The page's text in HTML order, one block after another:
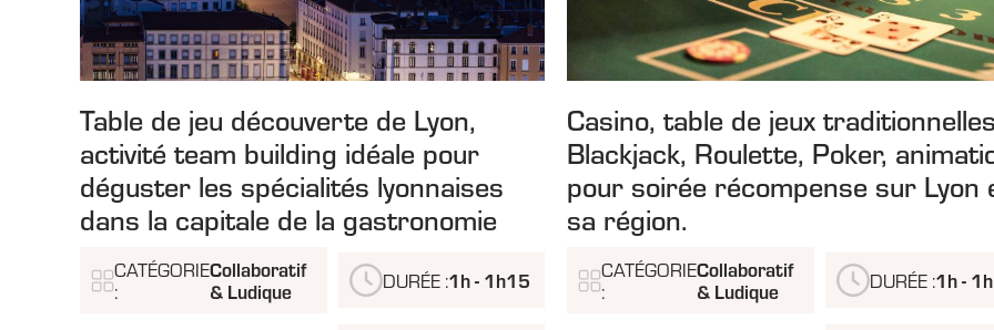
Table de jeu découverte de Lyon,
activité team building idéale pour
déguster les spécialités lyonnaises
dans la capitale de la gastronomie
CATÉGORIE
:
Collaboratif
& Ludique
DURÉE :1h - 1h15
Casino, table de jeux
Blackjack, Roulette, Poker,
pour soirée récompense sur Lyon
sa région.
CATÉGORIE
:
Collaboratif
& Ludique
DURÉE :1h -